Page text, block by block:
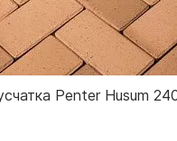
Penter Husum